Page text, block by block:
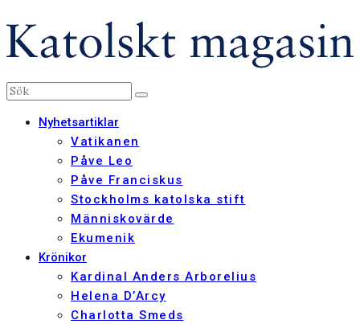
Nyhetsartiklar
Vatikanen
Påve Leo
Påve Franciskus
Stockholms katolska stift
Människovärde
Ekumenik
Krönikor
Kardinal Anders Arborelius
Helena D’Arcy
Charlotta Smeds